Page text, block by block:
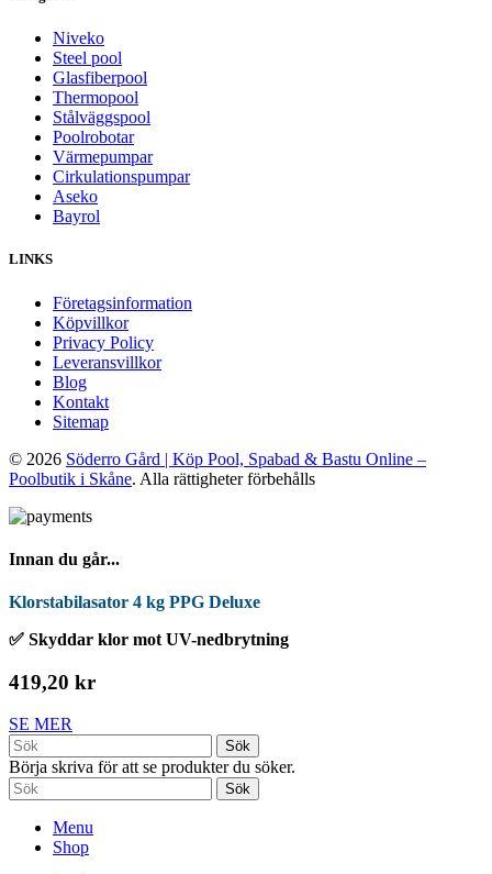
Niveko
Steel pool
Glasfiberpool
Thermopool
Stålväggspool
Poolrobotar
Värmepumpar
Cirkulationspumpar
Aseko
Bayrol
LINKS
Företagsinformation
Köpvillkor
Privacy Policy
Leveransvillkor
Blog
Kontakt
Sitemap
© 2026 Söderro Gård | Köp Pool, Spabad & Bastu Online –
Poolbutik i Skåne. Alla rättigheter förbehålls
Innan du går...
Klorstabilasator 4 kg PPG Deluxe
✅ Skyddar klor mot UV-nedbrytning
419,20 kr
SE MER
Sök
Börja skriva för att se produkter du söker.
Sök
Menu
Shop